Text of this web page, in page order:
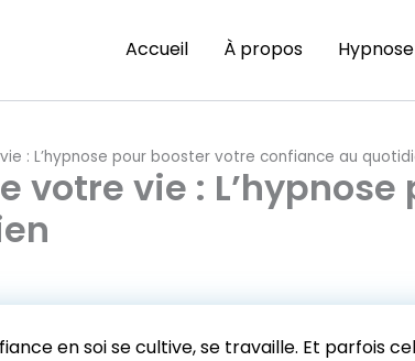
Accueil À propos Hypnose
: L’hypnose pour booster votre confiance au
votre vie :
en soi se cultive, se travaille. Et parfois